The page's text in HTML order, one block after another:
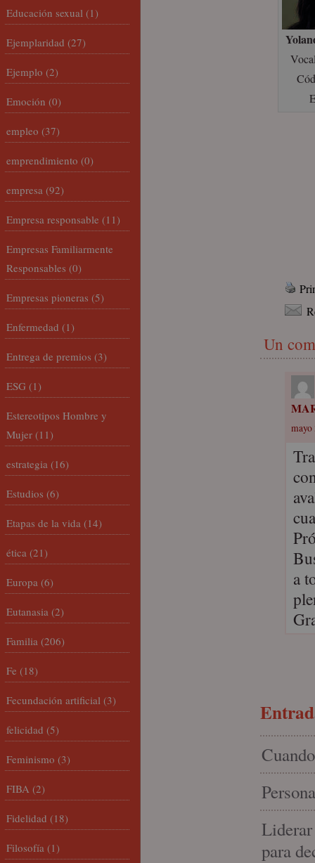
Un
mayo
a
para
Educación sexual (1)
Ejemplaridad (27)
Ejemplo (2)
Emoción (0)
empleo (37)
emprendimiento (0)
empresa (92)
Empresa responsable (11)
Empresas Familiarmente
Responsables (0)
Empresas pioneras (5)
Enfermedad (1)
Entrega de premios (3)
ESG (1)
Estereotipos Hombre y
Mujer (11)
estrategia (16)
Estudios (6)
Etapas de la vida (14)
ética (21)
Europa (6)
Eutanasia (2)
Familia (206)
Fe (18)
Fecundación artificial (3)
felicidad (5)
Feminismo (3)
FIBA (2)
Fidelidad (18)
Filosofía (1)